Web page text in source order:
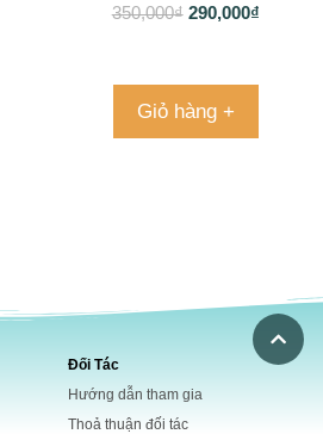
350,000₫ 290,000₫
Giỏ hàng +
Đối Tác
Hướng dẫn tham gia
Thoả thuận đối tác